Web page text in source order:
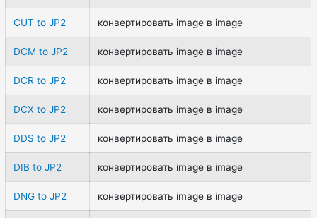
CUT to JP2 конвертировать image в image
DCM to JP2 конвертировать image в image
DCR to JP2 конвертировать image в image
DCX to JP2 конвертировать image в image
DDS to JP2 конвертировать image в image
DIB to JP2 конвертировать image в image
DNG to JP2 конвертировать image в image